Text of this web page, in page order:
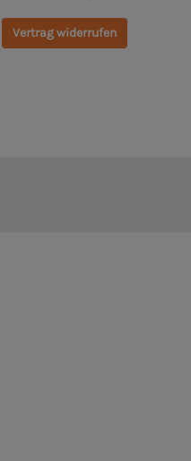
Vertrag widerrufen